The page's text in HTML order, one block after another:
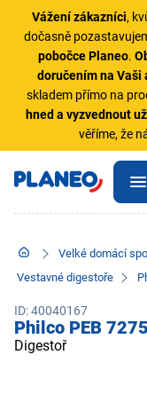
Vážení zákazníci,
dočasně
pobočce Planeo.
doručením na Vaši
skladem přímo na
hned a vyzvednout
věříme, že
Velké domácí
Vestavné digestoře
ID: 40040167
Philco PEB
Digestoř